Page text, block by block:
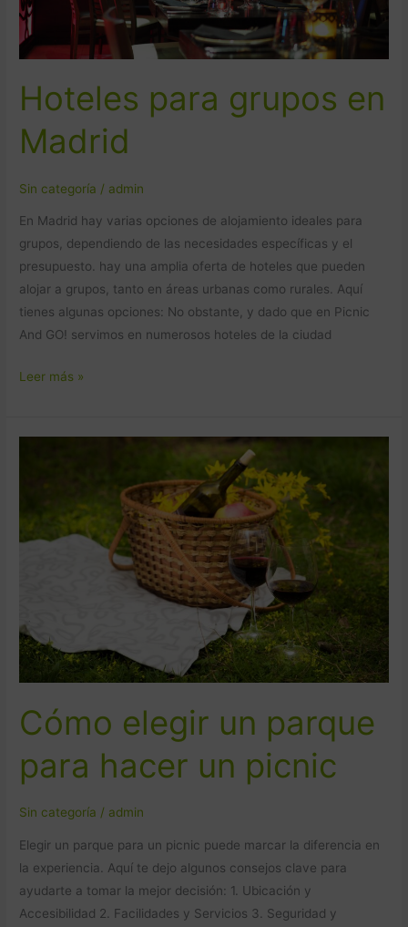
Hoteles para grupos en
Madrid
Sin categoría / admin
En Madrid hay varias opciones de alojamiento ideales para
grupos, dependiendo de las necesidades específicas y el
presupuesto. hay una amplia oferta de hoteles que pueden
alojar a grupos, tanto en áreas urbanas como rurales. Aquí
tienes algunas opciones: No obstante, y dado que en Picnic
And GO! servimos en numerosos hoteles de la ciudad
Leer más »
Cómo elegir un parque
para hacer un picnic
Sin categoría / admin
Elegir un parque para un picnic puede marcar la diferencia en
la experiencia. Aquí te dejo algunos consejos clave para
ayudarte a tomar la mejor decisión: 1. Ubicación y
Accesibilidad 2. Facilidades y Servicios 3. Seguridad y
para